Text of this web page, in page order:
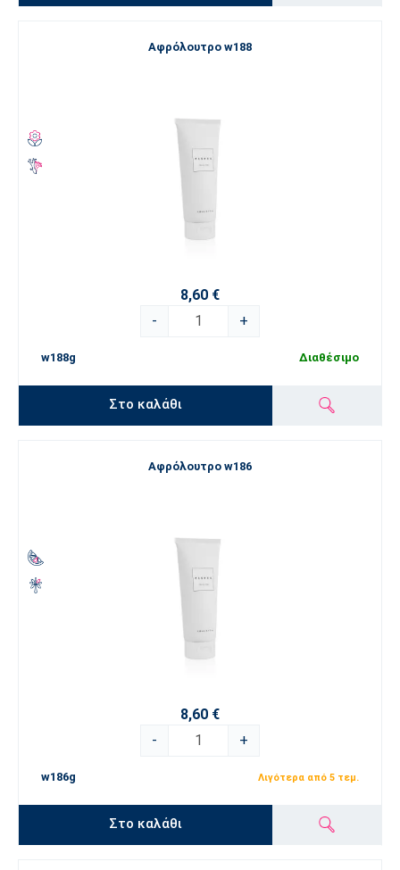
Αφρόλουτρο w188
8,60 €
-
+
w188g Διαθέσιμο
Στο καλάθι
Αφρόλουτρο w186
8,60 €
-
+
w186g Λιγότερα από 5 τεμ.
Στο καλάθι